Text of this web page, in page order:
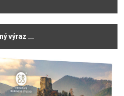
najväčšia sústava vodných